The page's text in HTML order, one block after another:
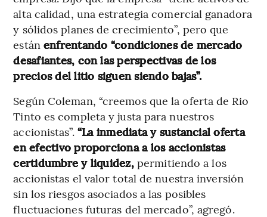
alta calidad, una estrategia comercial ganadora
y sólidos planes de crecimiento”, pero que
están enfrentando “condiciones de mercado
desafiantes, con las perspectivas de los
precios del litio siguen siendo bajas”.
Según Coleman, “creemos que la oferta de Rio
Tinto es completa y justa para nuestros
accionistas”.“La inmediata y sustancial oferta
en efectivo proporciona a los accionistas
certidumbre y liquidez,permitiendo a los
accionistas el valor total de nuestra inversión
sin los riesgos asociados a las posibles
fluctuaciones futuras del mercado”, agregó.